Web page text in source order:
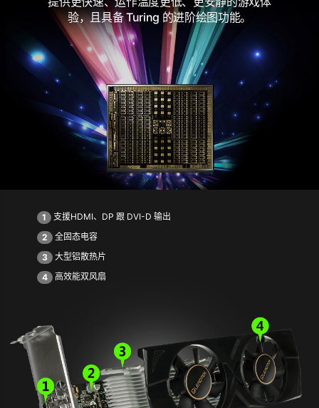
验，且具备 Turing 的进阶绘图功能。
1
支援HDMI、DP 跟 DVI-D 输出
2
全固态电容
3
大型铝散热片
4
高效能双风扇